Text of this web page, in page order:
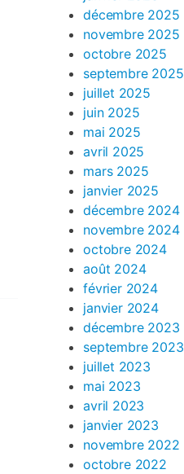
décembre 2025
novembre 2025
octobre 2025
septembre 2025
juillet 2025
juin 2025
mai 2025
avril 2025
mars 2025
janvier 2025
décembre 2024
novembre 2024
octobre 2024
août 2024
février 2024
janvier 2024
décembre 2023
septembre 2023
juillet 2023
mai 2023
avril 2023
janvier 2023
novembre 2022
octobre 2022